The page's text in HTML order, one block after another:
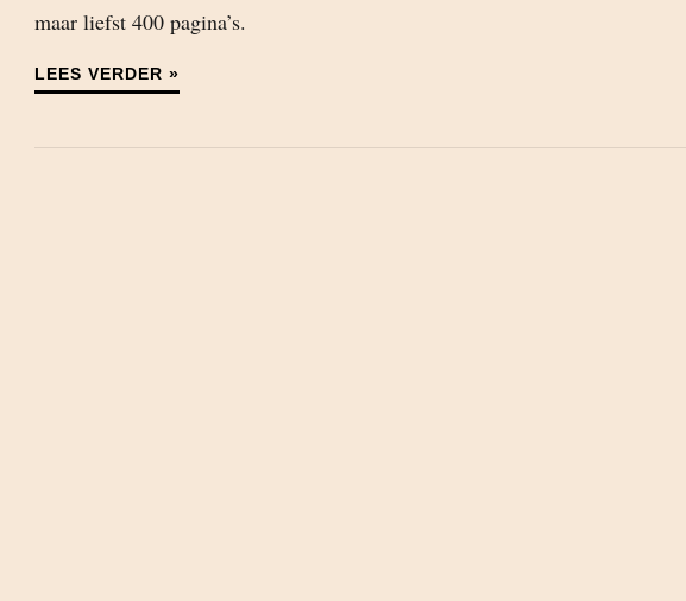
maar liefst 400 pagina’s.
LEES VERDER »